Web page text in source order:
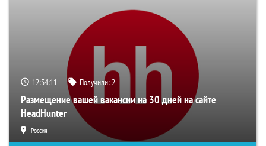
12:34:10 Получили:2
Размещение вашей вакансии на 30 дней на сайте
HeadHunter
Россия